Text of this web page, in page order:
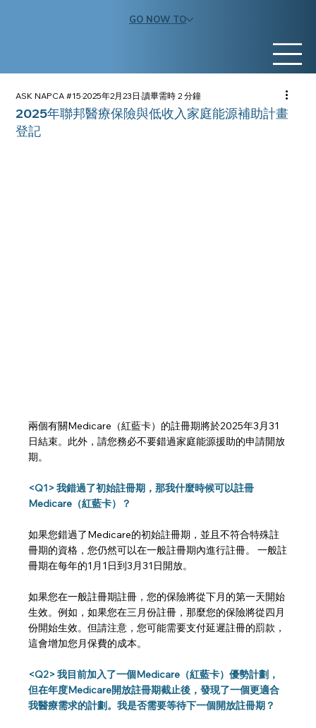
GO NOW TO
2025年聯邦醫療保險與低收入家庭能源補助計畫
登記
ASK NAPCA #152025年2月23日讀畢需時 2 分鐘
兩個有關Medicare（紅藍卡）的註冊期將於2025年3月31
日結束。此外，請您務必不要錯過家庭能源援助的申請開放
期。
<Q1> 我錯過了初始註冊期，那我什麼時候可以註冊
Medicare（紅藍卡）？
如果您錯過了Medicare的初始註冊期，並且不符合特殊註
冊期的資格，您仍然可以在一般註冊期內進行註冊。 一般註
冊期在每年的1月1日到3月31日開放。
如果您在一般註冊期註冊，您的保險將從下月的第一天開始
生效。例如，如果您在三月份註冊，那麼您的保險將從四月
份開始生效。但請注意，您可能需要支付延遲註冊的罰款，
這會增加您月保費的成本。
<Q2> 我目前加入了一個Medicare（紅藍卡）優勢計劃，
但在年度Medicare開放註冊期截止後，發現了一個更適合
我醫療需求的計劃。我是否需要等待下一個開放註冊期？